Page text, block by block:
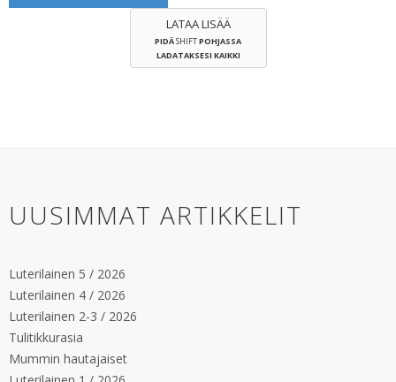
LATAA LISÄÄ
PIDÄSHIFTPOHJASSA
LADATAKSESI KAIKKI
UUSIMMAT ARTIKKELIT
Luterilainen 5 / 2026
Luterilainen 4 / 2026
Luterilainen 2-3 / 2026
Tulitikkurasia
Mummin hautajaiset